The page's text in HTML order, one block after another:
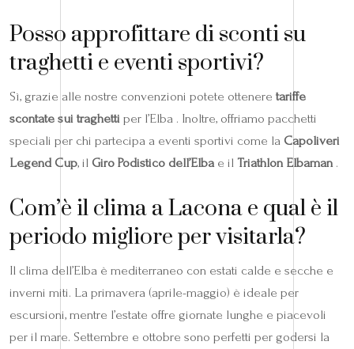
Posso approfittare di sconti su
traghetti e eventi sportivi?
Sì, grazie alle nostre convenzioni potete ottenere tariffe
scontate sui traghetti per l’Elba . Inoltre, offriamo pacchetti
speciali per chi partecipa a eventi sportivi come la Capoliveri
Legend Cup, il Giro Podistico dell’Elbae il Triathlon Elbaman.
Com’è il clima a Lacona e qual è il
periodo migliore per visitarla?
Il clima dell’Elba è mediterraneo con estati calde e secche e
inverni miti. La primavera (aprile-maggio) è ideale per
escursioni, mentre l’estate offre giornate lunghe e piacevoli
per il mare. Settembre e ottobre sono perfetti per godersi la